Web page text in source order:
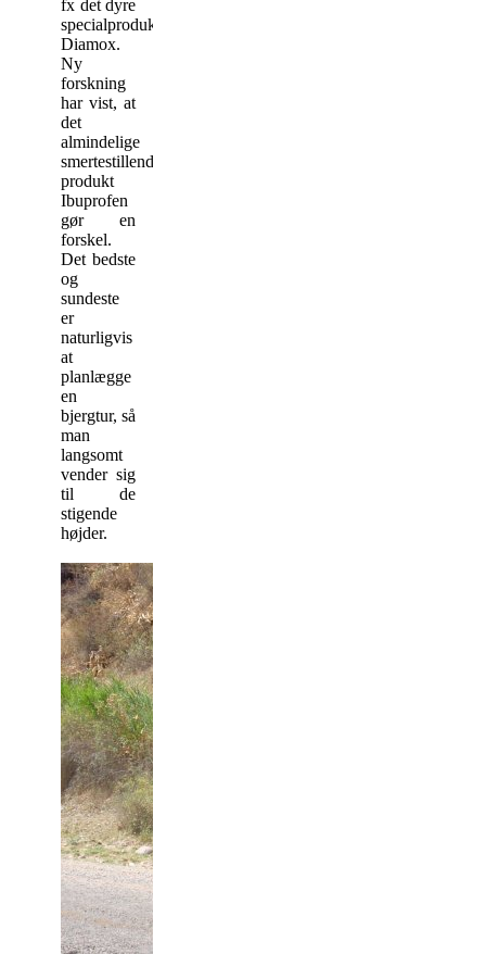
fx det dyre
specialprodukt
Diamox.
Ny
forskning
har vist, at
det
almindelige
smertestillende
produkt
Ibuprofen
gør en
forskel.
Det bedste
og
sundeste
er
naturligvis
at
planlægge
en
bjergtur, så
man
langsomt
vender sig
til de
stigende
højder.